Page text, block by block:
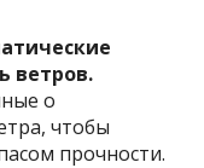
ветров.
о
чтобы
прочности.